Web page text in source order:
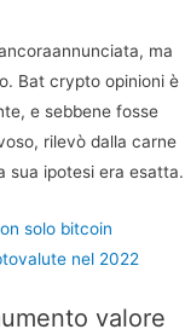
ma
Bat crypto opinioni è
e sebbene fosse
rilevò dalla carne
sua ipotesi era esatta.
solo bitcoin
nel 2022
valore